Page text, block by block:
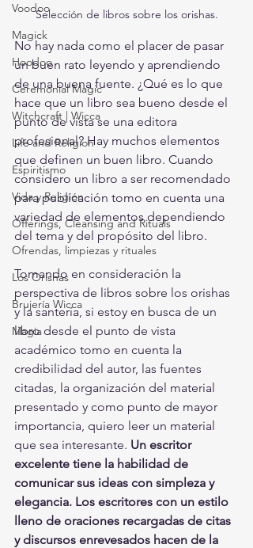
Voodoo
Magick
Hoodoo
Ceremonial Magic
Witchcraft | Wicca
Life and Religion
Espiritismo
Vida y Religión
Offerings, Cleansing and Rituals
Ofrendas, limpiezas y rituales
Los Orishas
Brujería Wicca
Magia
Selección de libros sobre los orishas.
No hay nada como el placer de pasar
un buen rato leyendo y aprendiendo
de una buena fuente. ¿Qué es lo que
hace que un libro sea bueno desde el
punto de vista se una editora
profesional? Hay muchos elementos
que definen un buen libro. Cuando
considero un libro a ser recomendado
para publicación tomo en cuenta una
variedad de elementos dependiendo
del tema y del propósito del libro.
Tomando en consideración la
perspectiva de libros sobre los orishas
y la santería, si estoy en busca de un
libro desde el punto de vista
académico tomo en cuenta la
credibilidad del autor, las fuentes
citadas, la organización del material
presentado y como punto de mayor
importancia, quiero leer un material
que sea interesante. Un escritor
excelente tiene la habilidad de
comunicar sus ideas con simpleza y
elegancia. Los escritores con un estilo
lleno de oraciones recargadas de citas
y discursos enrevesados hacen de la